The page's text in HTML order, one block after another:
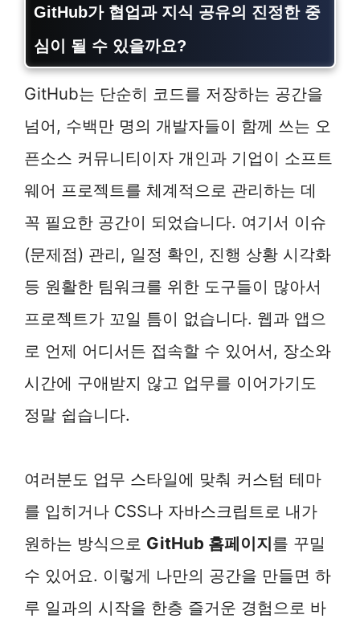
GitHub가 협업과 지식 공유의 진정한 중
심이 될 수 있을까요?
GitHub는 단순히 코드를 저장하는 공간을
넘어, 수백만 명의 개발자들이 함께 쓰는 오
픈소스 커뮤니티이자 개인과 기업이 소프트
웨어 프로젝트를 체계적으로 관리하는 데
꼭 필요한 공간이 되었습니다. 여기서 이슈
(문제점) 관리, 일정 확인, 진행 상황 시각화
등 원활한 팀워크를 위한 도구들이 많아서
프로젝트가 꼬일 틈이 없습니다. 웹과 앱으
로 언제 어디서든 접속할 수 있어서, 장소와
시간에 구애받지 않고 업무를 이어가기도
정말 쉽습니다.
여러분도 업무 스타일에 맞춰 커스텀 테마
를 입히거나 CSS나 자바스크립트로 내가
원하는 방식으로 GitHub 홈페이지를 꾸밀
수 있어요. 이렇게 나만의 공간을 만들면 하
루 일과의 시작을 한층 즐거운 경험으로 바